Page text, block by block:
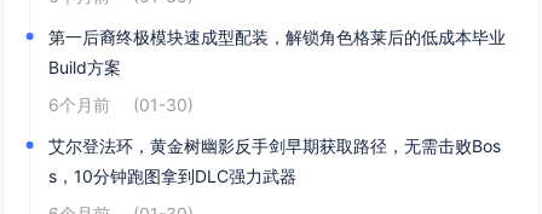
第一后裔终极模块速成型配装，解锁角色格莱后的低成本毕业
Build方案
6个月前
(01-30)
艾尔登法环，黄金树幽影反手剑早期获取路径，无需击败Bos
s，10分钟跑图拿到DLC强力武器